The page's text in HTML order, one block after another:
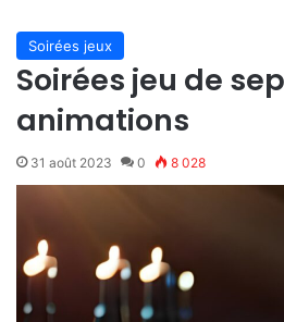
Soirées jeux
Soirées jeu de
animations
31 août 2023 0 8 028